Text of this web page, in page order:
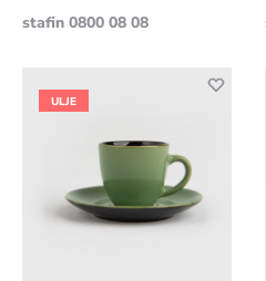
stafin 0800 08 08
ULJE